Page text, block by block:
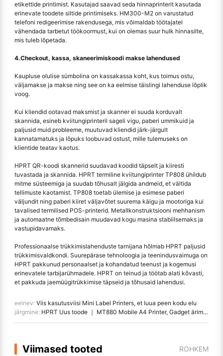
etikettide printimist. Kasutajad saavad seda hinnaprinterit kasutada
erinevate toodete siltide printimiseks. HM300-M2 on varustatud
telefoni redigeerimise rakendusega, mis võimaldab töötajatel
vähendada tarbetut töökoormust, kui on olemas suur hulk hinnasilte,
mis tuleb lõpetada.
4.Checkout, kassa, skaneerimiskoodi makse lahendused
Kaupluse olulise sümbolina on kassakassa koht, kus toimus ostu,
väljamakse ja makse ning see on ka eelmise täislingi lahenduse lõplik
voog.
Kui kliendid ootavad maksmist ja skanner ei suuda korduvalt
skannida, esineb kviitungiprinteril sageli vigu, paberi ummikuid ja
paljusid muid probleeme, muutuvad kliendid järk-järgult
kannatamatuks ja lõpuks loobuvad ostust, mille tulemuseks on
klientide teatav kaotus.
HPRT QR-koodi skannerid suudavad koodid täpselt ja kiiresti
tuvastada ja skannida. HPRT termiline kviitungiprinter TP808 ühildub
mitme süsteemiga ja suudab tõhusalt jälgida andmeid, et vältida
tellimuste kaotamist. TP808 toetab ülemise ja esimese paberi
väljundit ning paberi kiiret väljavõtet suurema käigu ja mootoriga kui
tavalised termilised POS-printerid. Metallkonstruktsiooni mehhanism
ja automaatne tõmbedisain muudavad kogu masina stabiilsemaks ja
vastupidavamaks.
Professionaalse trükkimislahenduste tarnijana hõlmab HPRT paljusid
trükkimisvaldkondi. Suurepärase tehnoloogia ja teenindusvaimuga on
HPRT pakkunud personaalset ja kohandatud teenust ja kogemusi
erinevatele tarbijarühmadele. HPRT on teinud ja töötab alati kõvasti,
et pakkuda jaemüügitrükkimise täpseid ja tõhusaid lahendusi.
eelnev: Viis kasutusviisi Mini Label Printers, et luua peen kodu elu
järgmine: HPRT Uus toode ｜ MT880 Mobile A4 Printer, Gadget ärimehele
Viimased tooted ROHKEM